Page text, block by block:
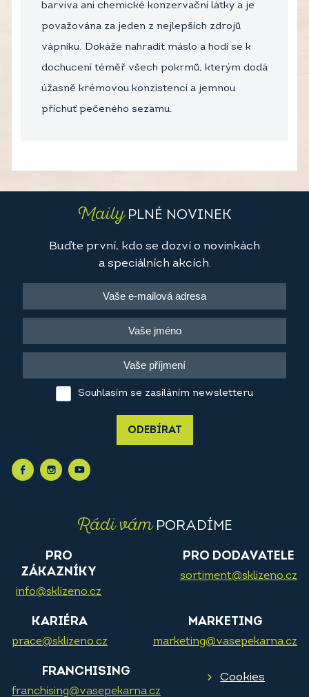
barviva ani chemické konzervační látky a je
považována za jeden z nejlepších zdrojů
vápníku. Dokáže nahradit máslo a hodí se k
dochucení téměř všech pokrmů, kterým dodá
úžasně krémovou konzistenci a jemnou
příchuť pečeného sezamu.
MailyPLNÉ NOVINEK
Buďte první, kdo se dozví o novinkách
a speciálních akcích.
Souhlasím se zasíláním newsletteru
ODEBÍRAT
Rádi vámPORADÍME
PRO
ZÁKAZNÍKY
info@sklizeno.cz
PRO DODAVATELE
sortiment@sklizeno.cz
KARIÉRA
prace@sklizeno.cz
MARKETING
marketing@vasepekarna.cz
FRANCHISING
franchising@vasepekarna.cz
Cookies